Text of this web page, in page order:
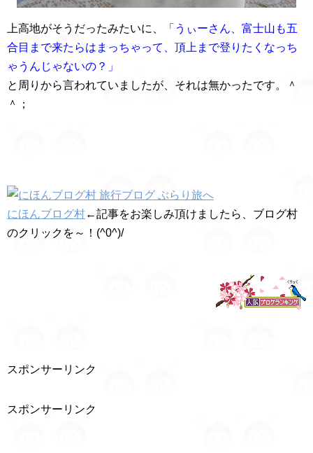
上高地がそうだったみたいに、
「うぃーさん、富士山も五
合目まで来たらはまっちゃって、頂上まで登りたくなっち
ゃうんじゃないの？」
と周りから言われていましたが、それは無かったです。＾
＾；
にほんブログ村←記事をお楽しみ頂けましたら、ブログ村
のクリックを～！(^0^)/
スポンサーリンク
スポンサーリンク